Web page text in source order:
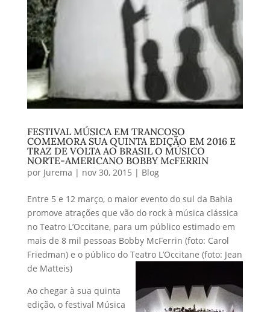
FESTIVAL MÚSICA EM TRANCOSO
COMEMORA SUA QUINTA EDIÇÃO EM 2016 E
TRAZ DE VOLTA AO BRASIL O MÚSICO
NORTE-AMERICANO BOBBY McFERRIN
por Jurema | nov 30, 2015 | Blog
Entre 5 e 12 março, o maior evento do sul da Bahia
promove atrações que vão do rock à música clássica
no Teatro L’Occitane, para um público estimado em
mais de 8 mil pessoas Bobby McFerrin (foto: Carol
Friedman) e o público do Teatro L’Occitane (foto: Jean
de Matteis)
Ao chegar à sua quinta
edição, o festival Música